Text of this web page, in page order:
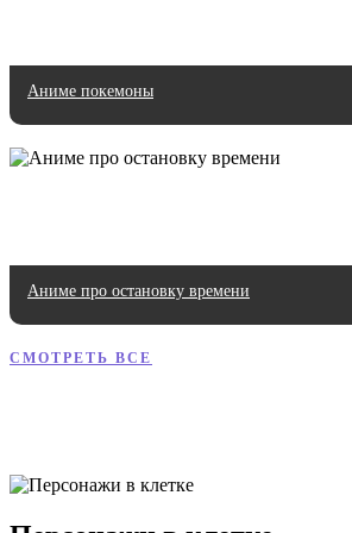
Аниме покемоны
Аниме про остановку времени
СМОТРЕТЬ ВСЕ